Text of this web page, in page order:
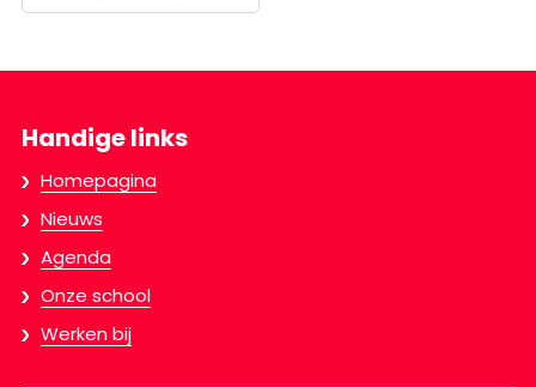
Handige links
Homepagina
Nieuws
Agenda
Onze school
Werken bij